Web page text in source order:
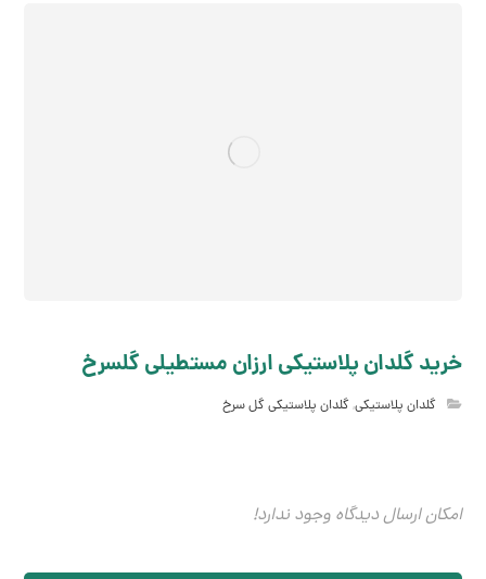
خرید گلدان پلاستیکی ارزان مستطیلی گلسرخ
گلدان پلاستیکی,گلدان پلاستیکی گل سرخ
امکان ارسال دیدگاه وجود ندارد!